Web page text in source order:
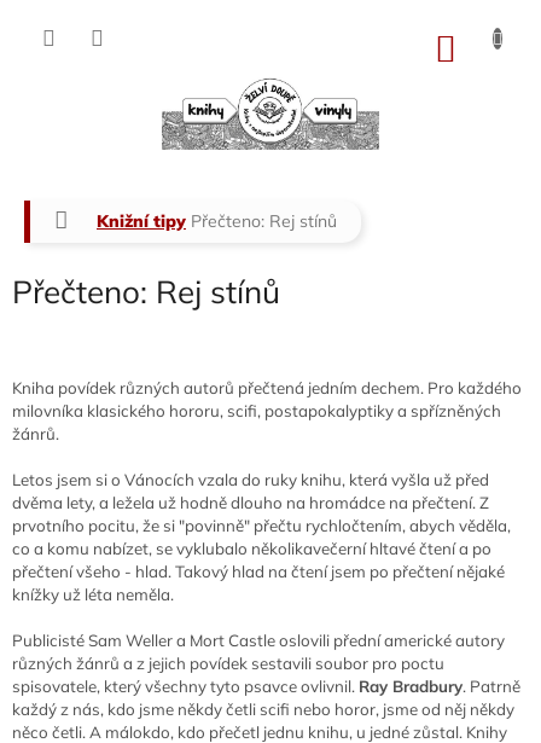
Domů
Knižní tipy Přečteno: Rej stínů
Přečteno: Rej stínů
Kniha povídek různých autorů přečtená jedním dechem. Pro každého
milovníka klasického hororu, scifi, postapokalyptiky a spřízněných
žánrů.
Letos jsem si o Vánocích vzala do ruky knihu, která vyšla už před
dvěma lety, a ležela už hodně dlouho na hromádce na přečtení. Z
prvotního pocitu, že si "povinně" přečtu rychločtením, abych věděla,
co a komu nabízet, se vyklubalo několikavečerní hltavé čtení a po
přečtení všeho - hlad. Takový hlad na čtení jsem po přečtení nějaké
knížky už léta neměla.
Publicisté Sam Weller a Mort Castle oslovili přední americké autory
různých žánrů a z jejich povídek sestavili soubor pro poctu
spisovatele, který všechny tyto psavce ovlivnil. Ray Bradbury. Patrně
každý z nás, kdo jsme někdy četli scifi nebo horor, jsme od něj někdy
něco četli. A málokdo, kdo přečetl jednu knihu, u jedné zůstal. Knihy